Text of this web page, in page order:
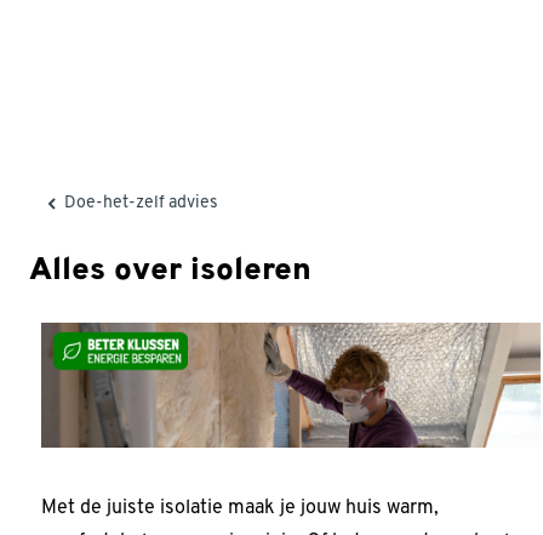
Doe-het-zelf advies
Alles over isoleren
Met de juiste isolatie maak je jouw huis warm,